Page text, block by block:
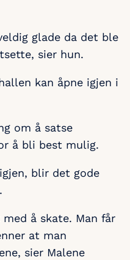
glade da det ble
sier hun.
kan åpne igjen i
om å satse
å bli best mulig.
blir det gode
å skate. Man får
at man
sier Malene